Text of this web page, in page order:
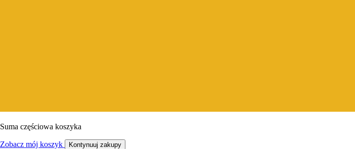
Suma częściowa koszyka
Zobacz mój koszyk Kontynuuj zakupy